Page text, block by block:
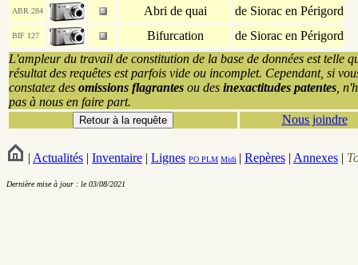
ABR 284 Abri de quai de Siorac en Périgord
BIF 127 Bifurcation
de Siorac en Périgord
L'ampleur du travail de constitution de la base de données est telle
résultat des requêtes est parfois vide ou incomplet. Cependant, si
constatez des omissions flagrantes ou des inexactitudes patentes ,
pas à nous en faire part.
Nous joindre
| Actualités | Inventaire | Lignes PO PLM Midi | Repères | Annexes |
Dernière mise à jour : le 03/08/2021